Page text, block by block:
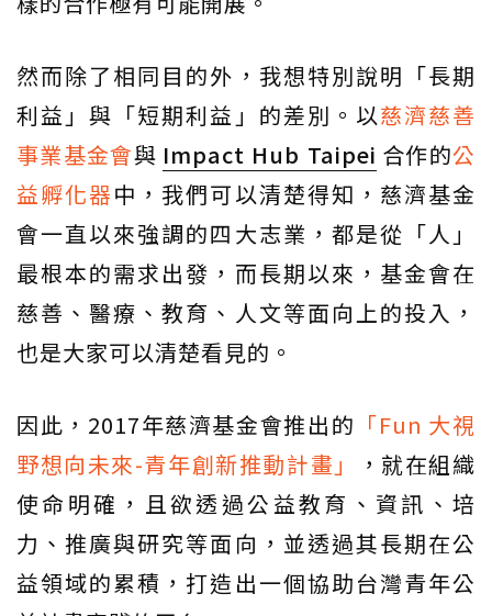
然而除了相同目的外，我想特別說明「長期
利益」與「短期利益」的差別。以慈濟慈善
事業基金會與 Impact Hub Taipei 合作的公
益孵化器中，我們可以清楚得知，慈濟基金
會一直以來強調的四大志業，都是從「人」
最根本的需求出發，而長期以來，基金會在
慈善、醫療、教育、人文等面向上的投入，
也是大家可以清楚看見的。
因此，2017年慈濟基金會推出的 「Fun 大視
野想向未來-青年創新推動計畫」
，就在組織
使命明確，且欲透過公益教育、資訊、培
力、推廣與研究等面向，並透過其長期在公
益領域的累積，打造出一個協助台灣青年公